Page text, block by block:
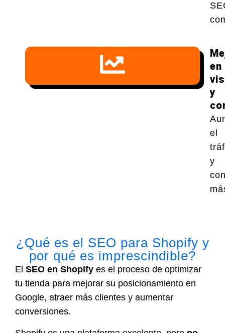
en
y
el
y
¿Qué es el SEO para Shopify y
por qué es imprescindible?
El SEO en Shopify es el proceso de optimizar
tu tienda para mejorar su posicionamiento en
Google, atraer más clientes y aumentar
conversiones.